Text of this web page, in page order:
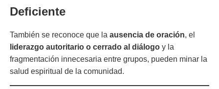
Deficiente
También se reconoce que la ausencia de oración, el
liderazgo autoritario o cerrado al diálogo y la
fragmentación innecesaria entre grupos, pueden minar la
salud espiritual de la comunidad.